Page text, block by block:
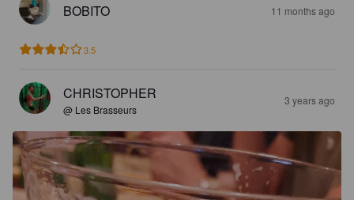
BOBITO 11 months ago
3.5
CHRISTOPHER
@ Les Brasseurs
3 years ago